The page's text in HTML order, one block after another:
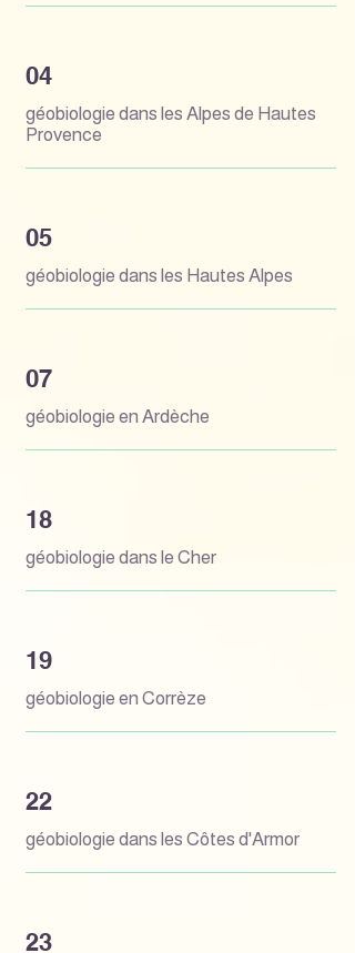
04
géobiologie dans les Alpes de Hautes
Provence
05
géobiologie dans les Hautes Alpes
07
géobiologie en Ardèche
18
géobiologie dans le Cher
19
géobiologie en Corrèze
22
géobiologie dans les Côtes d'Armor
23